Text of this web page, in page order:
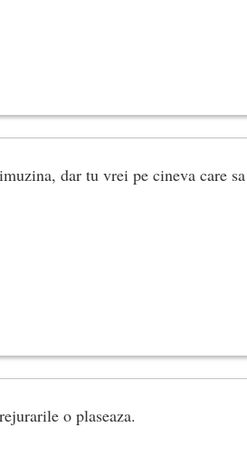
dar tu vrei pe cineva care
o plaseaza.